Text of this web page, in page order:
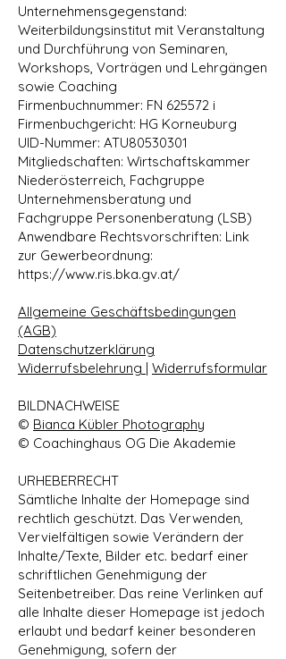
Unternehmensgegenstand:
Weiterbildungsinstitut mit Veranstaltung
und Durchführung von Seminaren,
Workshops, Vorträgen und Lehrgängen
sowie Coaching
Firmenbuchnummer: FN 625572 i
Firmenbuchgericht: HG Korneuburg
UID-Nummer: ATU80530301
Mitgliedschaften: Wirtschaftskammer
Niederösterreich, Fachgruppe
Unternehmensberatung und
Fachgruppe Personenberatung (LSB)
Anwendbare Rechtsvorschriften: Link
zur Gewerbeordnung:
https://www.ris.bka.gv.at/
Allgemeine Geschäftsbedingungen
(AGB)
Datenschutzerklärung
Widerrufsbelehrung | Widerrufsformular
BILDNACHWEISE
© Bianca Kübler Photography
© Coachinghaus OG Die Akademie
URHEBERRECHT
Sämtliche Inhalte der Homepage sind
rechtlich geschützt. Das Verwenden,
Vervielfältigen sowie Verändern der
Inhalte/Texte, Bilder etc. bedarf einer
schriftlichen Genehmigung der
Seitenbetreiber. Das reine Verlinken auf
alle Inhalte dieser Homepage ist jedoch
erlaubt und bedarf keiner besonderen
Genehmigung, sofern der